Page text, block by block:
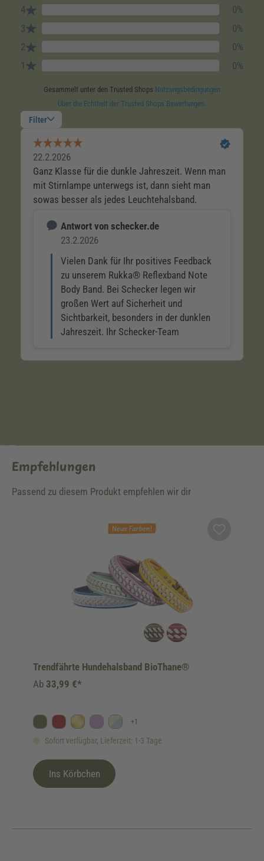
Empfehlungen
Passend zu diesem Produkt empfehlen wir dir
Trendfährte Hundehalsband BioThane®
Sofort verfügbar, Lieferzeit: 1-3 Tage
Oliv Bordeaux
GoldFliederHimmelblau/Beige
+1
Ab 33,99 €*
Ins Körbchen